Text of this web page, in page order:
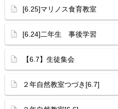
[6.25]マリノス食育教室
[6.24]二年生 事後学習
【6.7】生徒集会
２年自然教室つづき[6.7]